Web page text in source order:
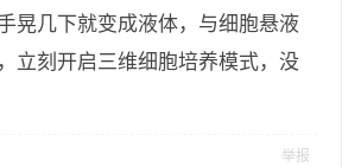
晃几下就变成液体，与细胞悬液
立刻开启三维细胞培养模式，没
举报